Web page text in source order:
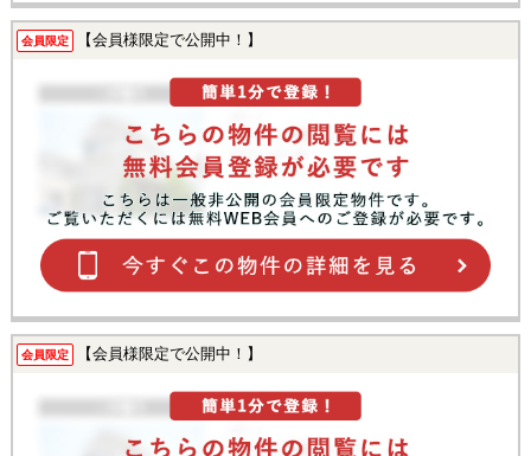
会員限定 【会員様限定で公開中！】
会員限定 【会員様限定で公開中！】